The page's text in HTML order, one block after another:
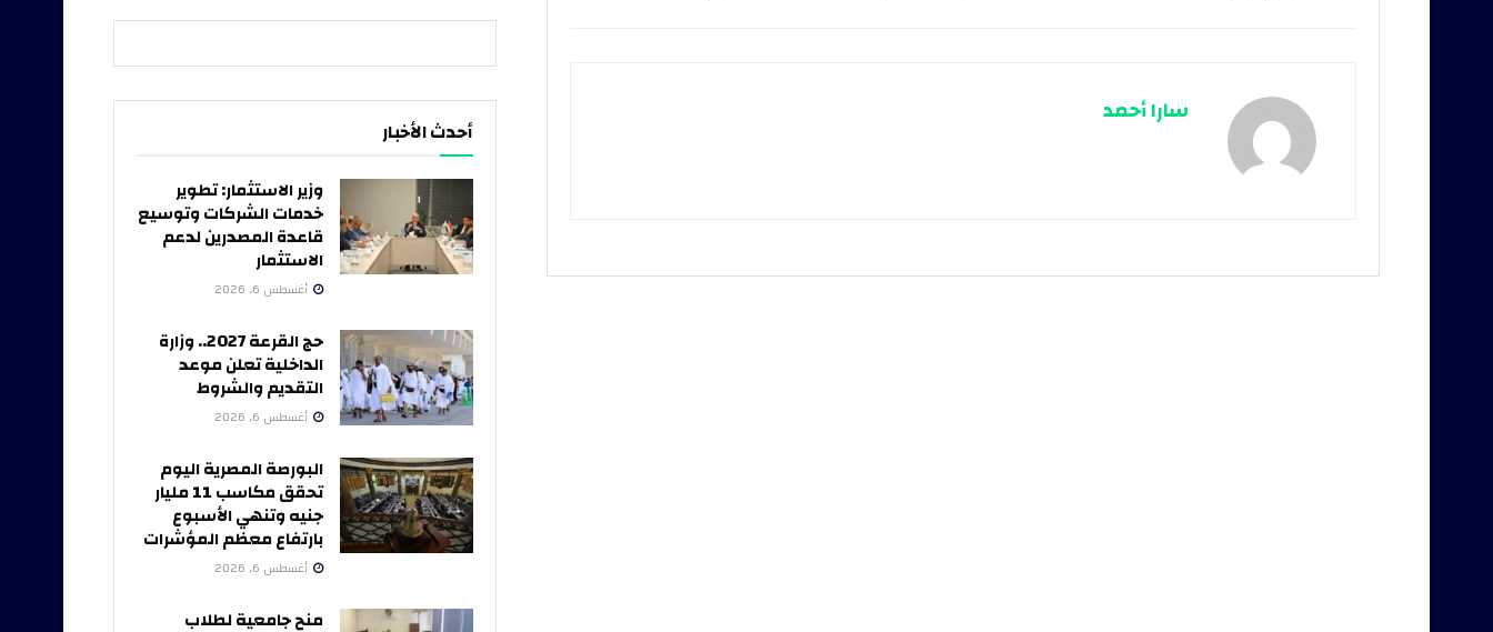
سارا أحمد
أحدث الأخبار
وزير الاستثمار: تطوير
خدمات الشركات وتوسيع
قاعدة المصدرين لدعم
الاستثمار
أغسطس 6, 2026
حج القرعة 2027.. وزارة
الداخلية تعلن موعد
التقديم والشروط
أغسطس 6, 2026
البورصة المصرية اليوم
تحقق مكاسب 11 مليار
جنيه وتنهي الأسبوع
بارتفاع معظم المؤشرات
أغسطس 6, 2026
منح جامعية لطلاب